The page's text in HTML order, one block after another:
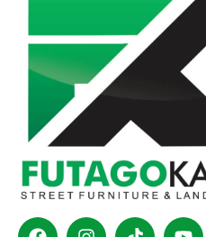
FacebookInstagram
Tiktok